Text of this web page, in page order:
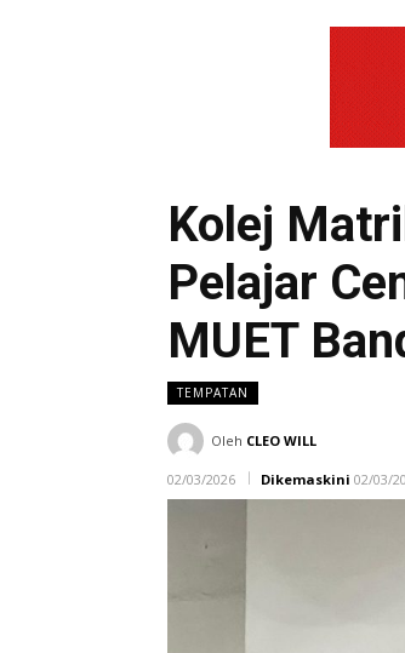
Kolej
Pelajar
MUET
TEMPATAN
Oleh CLEO WILL
02/03/2026 Dikemaskini 02/03/